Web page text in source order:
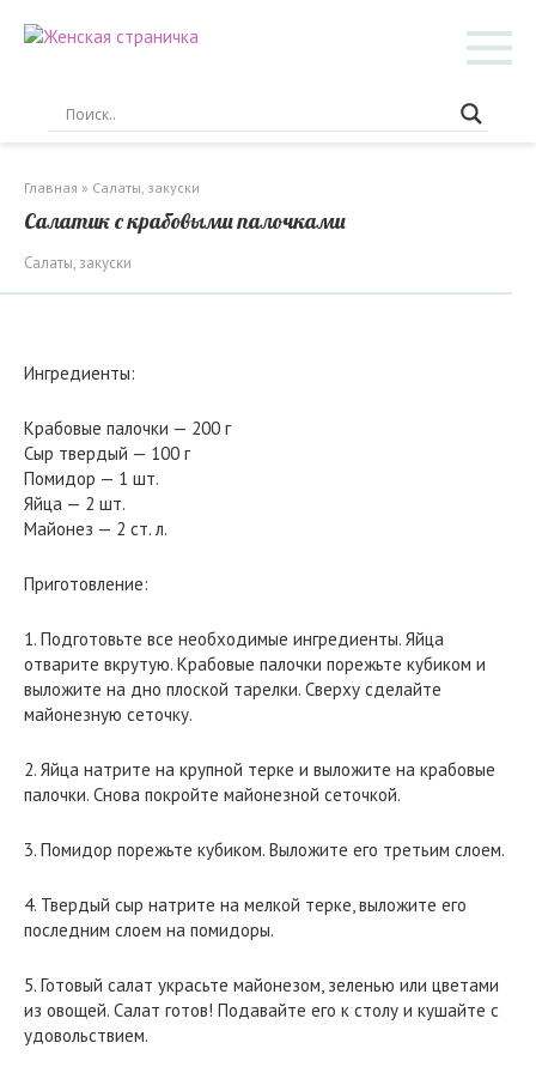
Главная » Салаты, закуски
Cалатик с крабовыми палочками
Салаты, закуски
Ингредиенты:
Крабовые палочки — 200 г
Сыр твердый — 100 г
Помидор — 1 шт.
Яйца — 2 шт.
Майонез — 2 ст. л.
Приготовление:
1. Подготовьте все необходимые ингредиенты. Яйца
отварите вкрутую. Крабовые палочки порежьте кубиком и
выложите на дно плоской тарелки. Сверху сделайте
майонезную сеточку.
2. Яйца натрите на крупной терке и выложите на крабовые
палочки. Снова покройте майонезной сеточкой.
3. Помидор порежьте кубиком. Выложите его третьим слоем.
4. Твердый сыр натрите на мелкой терке, выложите его
последним слоем на помидоры.
5. Готовый салат украсьте майонезом, зеленью или цветами
из овощей. Салат готов! Подавайте его к столу и кушайте с
удовольствием.